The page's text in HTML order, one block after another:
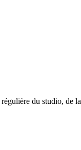
du studio, de la